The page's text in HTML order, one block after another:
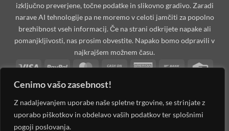
Cenimo vašo zasebnost!
Z nadaljevanjem uporabe naše spletne trgovine, se strinjate z
uporabo piškotkov in obdelavo vaših podatkov ter splošnimi
pogoji poslovanja.
izključno preverjene, točne podatke in slikovno gradivo. Zaradi
narave AI tehnologije pa ne moremo v celoti jamčiti za popolno
brezhibnost vseh informacij. Če na strani odkrijete napake ali
pomanjkljivosti, nas prosim obvestite. Napako bomo odpravili v
najkrajšem možnem času.
Visa
PayPal MasterCard
Cash
AmericanBank
Dinners DiscoverMaestro
Apple
Pay
Cash
on
Pickup
Credit
Card
Google
Pay
PayPal
2
Stripe
Invoice JCB Klarna Rechung Sage